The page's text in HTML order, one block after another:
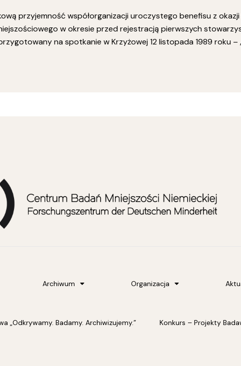
przyjemność współorganizacji uroczystego benefisu z
w okresie przed rejestracją pierwszych
na spotkanie w Krzyżowej 12 listopada 1989 roku –
Archiwum Organizacja
„Odkrywamy. Badamy. Archiwizujemy.” Konkurs – Projekty